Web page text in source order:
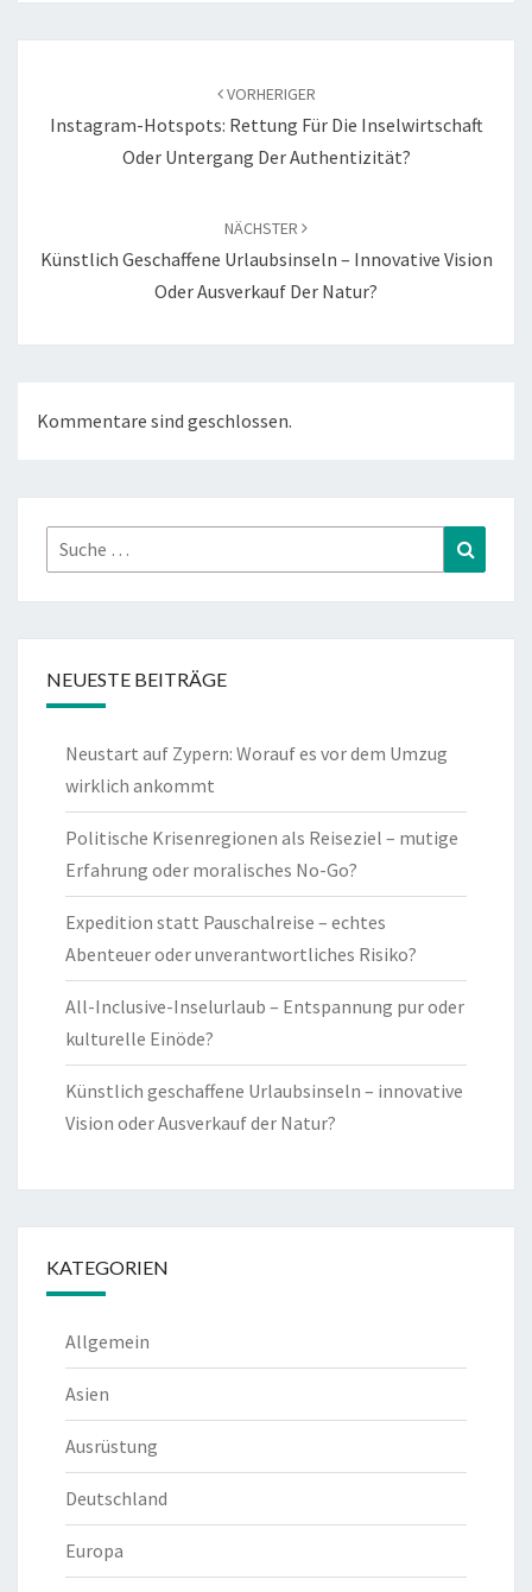
VORHERIGER
Instagram-Hotspots: Rettung Für Die Inselwirtschaft
Oder Untergang Der Authentizität?
NÄCHSTER
Künstlich Geschaffene Urlaubsinseln – Innovative Vision
Oder Ausverkauf Der Natur?
Kommentare sind geschlossen.
Suche
nach:
NEUESTE BEITRÄGE
Neustart auf Zypern: Worauf es vor dem Umzug
wirklich ankommt
Politische Krisenregionen als Reiseziel – mutige
Erfahrung oder moralisches No-Go?
Expedition statt Pauschalreise – echtes
Abenteuer oder unverantwortliches Risiko?
All-Inclusive-Inselurlaub – Entspannung pur oder
kulturelle Einöde?
Künstlich geschaffene Urlaubsinseln – innovative
Vision oder Ausverkauf der Natur?
KATEGORIEN
Allgemein
Asien
Ausrüstung
Deutschland
Europa